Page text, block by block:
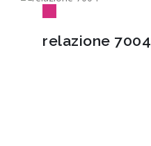
relazione 7004